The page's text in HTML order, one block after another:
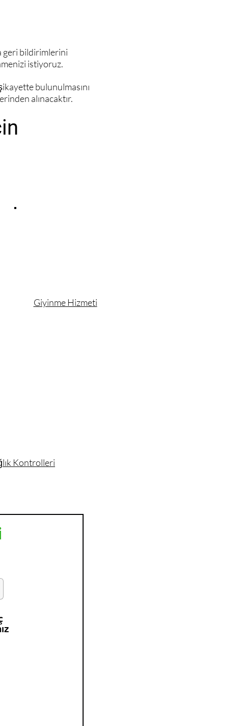
geri bildirimlerini
istiyoruz.
bulunulmasını
alınacaktır.
Giyinme Hizmeti
Kontrolleri